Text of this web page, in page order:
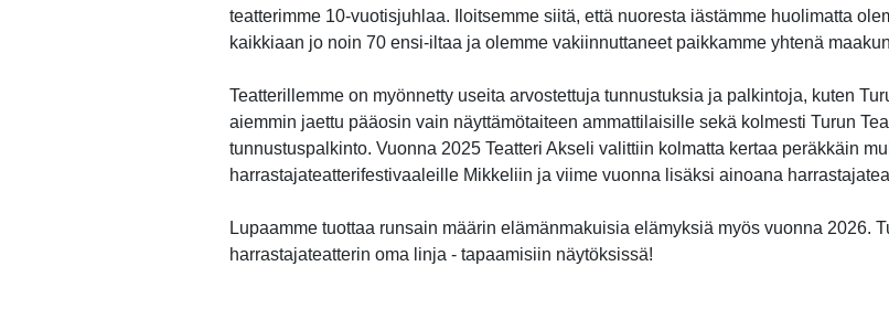
teatterimme 10-vuotisjuhlaa. Iloitsemme siitä, että nuoresta iästämme huolimatta
kaikkiaan jo noin 70 ensi-iltaa ja olemme vakiinnuttaneet paikkamme yhtenä
Teatterillemme on myönnetty useita arvostettuja tunnustuksia ja palkintoja, kuten
aiemmin jaettu pääosin vain näyttämötaiteen ammattilaisille sekä kolmesti Turun
tunnustuspalkinto. Vuonna 2025 Teatteri Akseli valittiin kolmatta kertaa peräkkäin
harrastajateatterifestivaaleille Mikkeliin ja viime vuonna lisäksi ainoana
Lupaamme tuottaa runsain määrin elämänmakuisia elämyksiä myös vuonna 2026.
harrastajateatterin oma linja - tapaamisiin näytöksissä!